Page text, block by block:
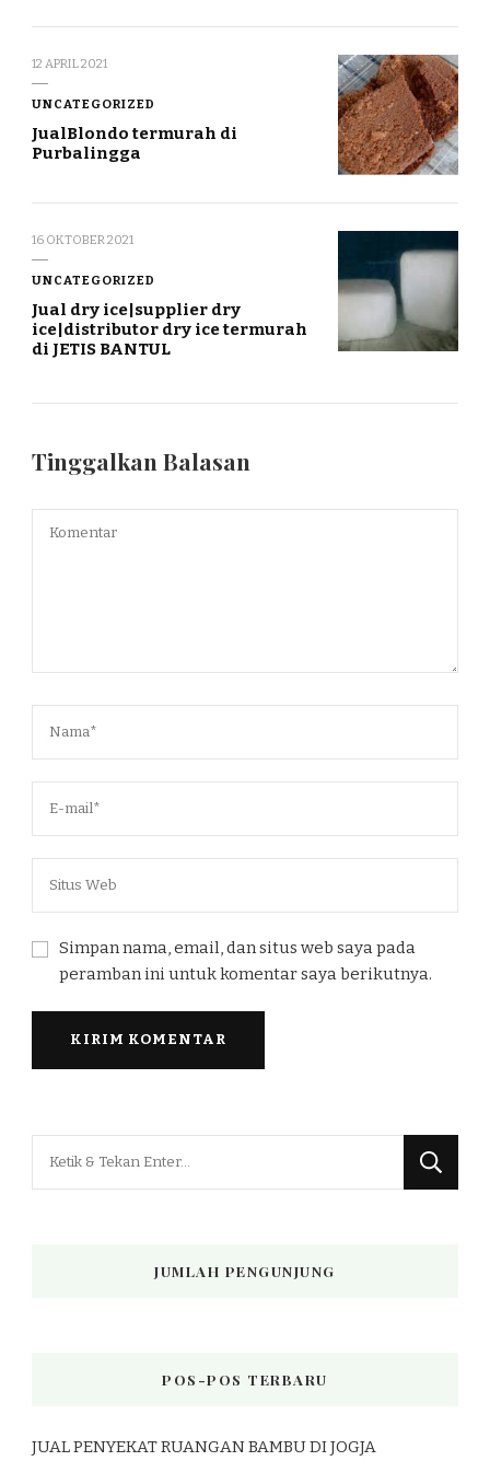
12 APRIL 2021
UNCATEGORIZED
JualBlondo termurah di
Purbalingga
16 OKTOBER 2021
UNCATEGORIZED
Jual dry ice|supplier dry
ice|distributor dry ice termurah
di JETIS BANTUL
Tinggalkan Balasan
Simpan nama, email, dan situs web saya pada
peramban ini untuk komentar saya berikutnya.
JUMLAH PENGUNJUNG
POS-POS TERBARU
JUAL PENYEKAT RUANGAN BAMBU DI JOGJA